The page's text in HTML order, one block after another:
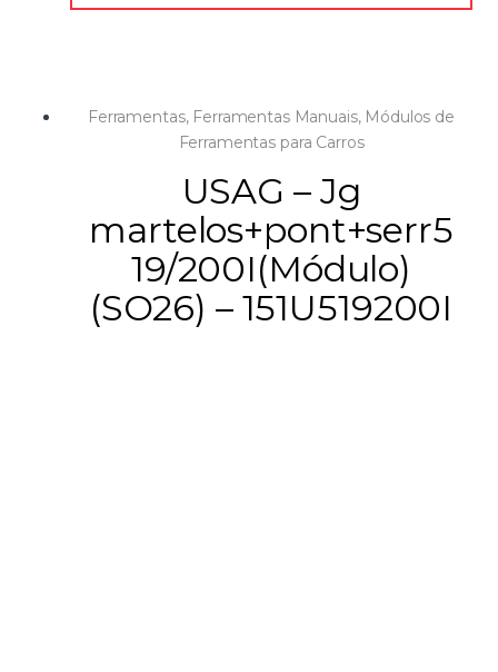
Ferramentas, Ferramentas Manuais, Módulos de
Ferramentas para Carros
USAG – Jg
martelos+pont+serr5
19/200I(Módulo)
(SO26) – 151U519200I